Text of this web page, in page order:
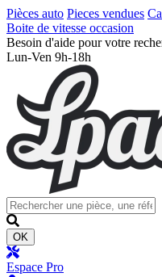
Pièces auto Pieces vendues
Boite de vitesse occasion
Besoin d'aide pour votre
Lun-Ven 9h-18h
OK
Espace Pro